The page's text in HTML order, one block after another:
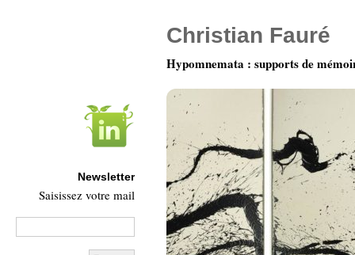
Christian Fauré
Hypomnemata : supports de
Newsletter
Saisissez votre mail